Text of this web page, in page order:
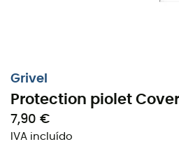
Grivel
Protection piolet
7,90 €
IVA incluído